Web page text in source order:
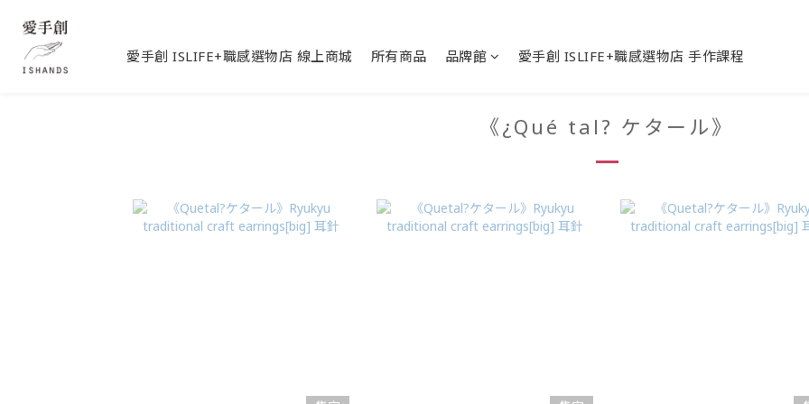
愛手創 ISLIFE+職感選物店 線上商城 所有商品 品牌館 愛手創 ISLIFE+職感選物店 手作課程
《¿Qué tal? ケタール》